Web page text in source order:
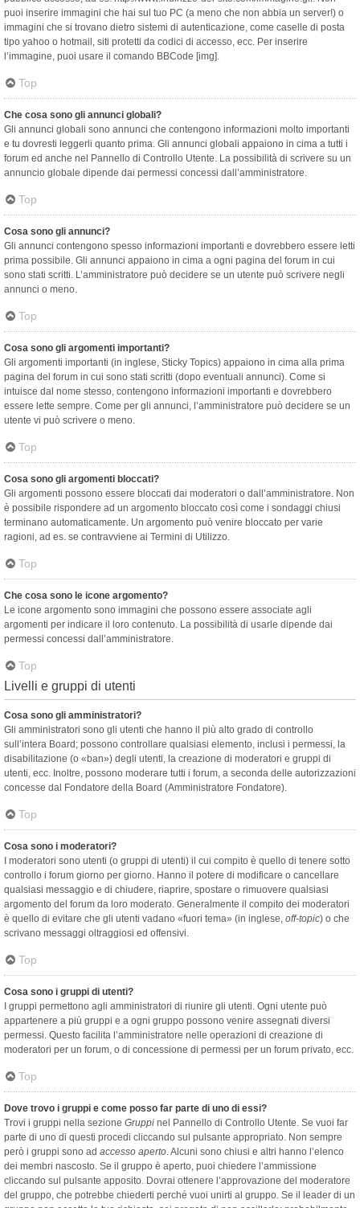
puoi inserire immagini che hai sul tuo PC (a meno che non abbia un server!) o
immagini che si trovano dietro sistemi di autenticazione, come caselle di posta
tipo yahoo o hotmail, siti protetti da codici di accesso, ecc. Per inserire
l’immagine, puoi usare il comando BBCode [img].
Top
Che cosa sono gli annunci globali?
Gli annunci globali sono annunci che contengono informazioni molto importanti
e tu dovresti leggerli quanto prima. Gli annunci globali appaiono in cima a tutti i
forum ed anche nel Pannello di Controllo Utente. La possibilità di scrivere su un
annuncio globale dipende dai permessi concessi dall’amministratore.
Top
Cosa sono gli annunci?
Gli annunci contengono spesso informazioni importanti e dovrebbero essere letti
prima possibile. Gli annunci appaiono in cima a ogni pagina del forum in cui
sono stati scritti. L’amministratore può decidere se un utente può scrivere negli
annunci o meno.
Top
Cosa sono gli argomenti importanti?
Gli argomenti importanti (in inglese, Sticky Topics) appaiono in cima alla prima
pagina del forum in cui sono stati scritti (dopo eventuali annunci). Come si
intuisce dal nome stesso, contengono informazioni importanti e dovrebbero
essere lette sempre. Come per gli annunci, l’amministratore può decidere se un
utente vi può scrivere o meno.
Top
Cosa sono gli argomenti bloccati?
Gli argomenti possono essere bloccati dai moderatori o dall’amministratore. Non
è possibile rispondere ad un argomento bloccato così come i sondaggi chiusi
terminano automaticamente. Un argomento può venire bloccato per varie
ragioni, ad es. se contravviene ai Termini di Utilizzo.
Top
Che cosa sono le icone argomento?
Le icone argomento sono immagini che possono essere associate agli
argomenti per indicare il loro contenuto. La possibilità di usarle dipende dai
permessi concessi dall’amministratore.
Top
Livelli e gruppi di utenti
Cosa sono gli amministratori?
Gli amministratori sono gli utenti che hanno il più alto grado di controllo
sull’intera Board; possono controllare qualsiasi elemento, inclusi i permessi, la
disabilitazione (o «ban») degli utenti, la creazione di moderatori e gruppi di
utenti, ecc. Inoltre, possono moderare tutti i forum, a seconda delle autorizzazioni
concesse dal Fondatore della Board (Amministratore Fondatore).
Top
Cosa sono i moderatori?
I moderatori sono utenti (o gruppi di utenti) il cui compito è quello di tenere sotto
controllo i forum giorno per giorno. Hanno il potere di modificare o cancellare
qualsiasi messaggio e di chiudere, riaprire, spostare o rimuovere qualsiasi
argomento del forum da loro moderato. Generalmente il compito dei moderatori
è quello di evitare che gli utenti vadano «fuori tema» (in inglese, off-topic) o che
scrivano messaggi oltraggiosi ed offensivi.
Top
Cosa sono i gruppi di utenti?
I gruppi permettono agli amministratori di riunire gli utenti. Ogni utente può
appartenere a più gruppi e a ogni gruppo possono venire assegnati diversi
permessi. Questo facilita l’amministratore nelle operazioni di creazione di
moderatori per un forum, o di concessione di permessi per un forum privato, ecc.
Top
Dove trovo i gruppi e come posso far parte di uno di essi?
Trovi i gruppi nella sezione Gruppi nel Pannello di Controllo Utente. Se vuoi far
parte di uno di questi procedi cliccando sul pulsante appropriato. Non sempre
però i gruppi sono ad accesso aperto. Alcuni sono chiusi e altri hanno l’elenco
dei membri nascosto. Se il gruppo è aperto, puoi chiedere l’ammissione
cliccando sul pulsante apposito. Dovrai ottenere l’approvazione del moderatore
del gruppo, che potrebbe chiederti perché vuoi unirti al gruppo. Se il leader di un